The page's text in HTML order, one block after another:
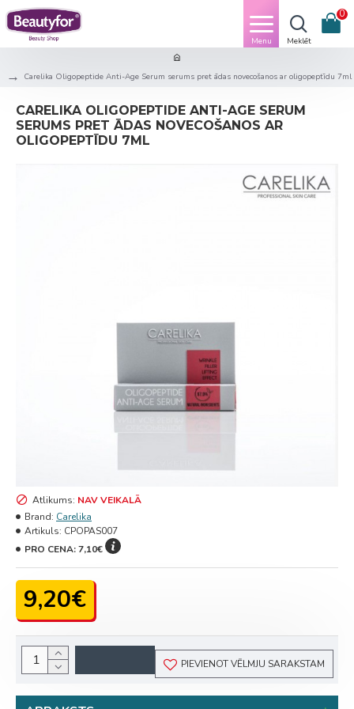
0
Carelika Oligopeptide Anti-Age Serum serums pret ādas novecošanos ar oligopeptīdu 7ml
CARELIKA OLIGOPEPTIDE ANTI-AGE SERUM
SERUMS PRET ĀDAS NOVECOŠANOS AR
OLIGOPEPTĪDU 7ML
9,20€
Atlikums: NAV VEIKALĀ
Brand: Carelika
Artikuls: CPOPAS007
PRO CENA:7,10€
PIEVIENOT VĒLMJU SARAKSTAM